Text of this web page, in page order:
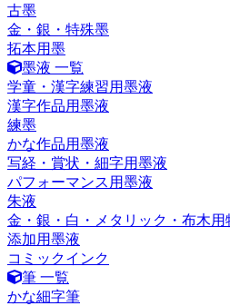
古墨
金・銀・特殊墨
拓本用墨
墨液 一覧
学童・漢字練習用墨液
漢字作品用墨液
練墨
かな作品用墨液
写経・賞状・細字用墨液
パフォーマンス用墨液
朱液
金・銀・白・メタリック・布木用
添加用墨液
コミックインク
筆 一覧
かな細字筆